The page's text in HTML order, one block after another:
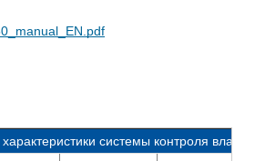
характеристики системы контроля